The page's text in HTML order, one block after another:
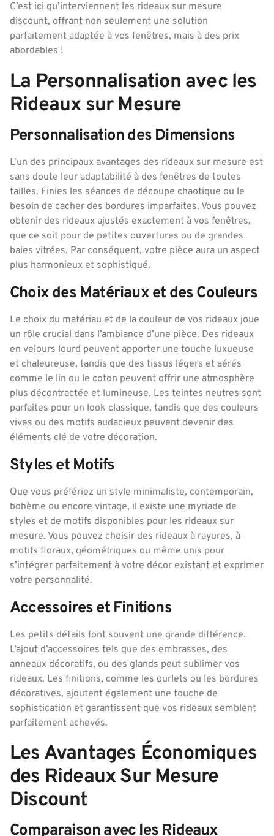
C’est ici qu’interviennent les rideaux sur mesure
discount, offrant non seulement une solution
parfaitement adaptée à vos fenêtres, mais à des prix
abordables !
La Personnalisation avec les
Rideaux sur Mesure
Personnalisation des Dimensions
L’un des principaux avantages des rideaux sur mesure est
sans doute leur adaptabilité à des fenêtres de toutes
tailles. Finies les séances de découpe chaotique ou le
besoin de cacher des bordures imparfaites. Vous pouvez
obtenir des rideaux ajustés exactement à vos fenêtres,
que ce soit pour de petites ouvertures ou de grandes
baies vitrées. Par conséquent, votre pièce aura un aspect
plus harmonieux et sophistiqué.
Choix des Matériaux et des Couleurs
Le choix du matériau et de la couleur de vos rideaux joue
un rôle crucial dans l’ambiance d’une pièce. Des rideaux
en velours lourd peuvent apporter une touche luxueuse
et chaleureuse, tandis que des tissus légers et aérés
comme le lin ou le coton peuvent offrir une atmosphère
plus décontractée et lumineuse. Les teintes neutres sont
parfaites pour un look classique, tandis que des couleurs
vives ou des motifs audacieux peuvent devenir des
éléments clé de votre décoration.
Styles et Motifs
Que vous préfériez un style minimaliste, contemporain,
bohème ou encore vintage, il existe une myriade de
styles et de motifs disponibles pour les rideaux sur
mesure. Vous pouvez choisir des rideaux à rayures, à
motifs floraux, géométriques ou même unis pour
s’intégrer parfaitement à votre décor existant et exprimer
votre personnalité.
Accessoires et Finitions
Les petits détails font souvent une grande différence.
L’ajout d’accessoires tels que des embrasses, des
anneaux décoratifs, ou des glands peut sublimer vos
rideaux. Les finitions, comme les ourlets ou les bordures
décoratives, ajoutent également une touche de
sophistication et garantissent que vos rideaux semblent
parfaitement achevés.
Les Avantages Économiques
des Rideaux Sur Mesure
Discount
Comparaison avec les Rideaux